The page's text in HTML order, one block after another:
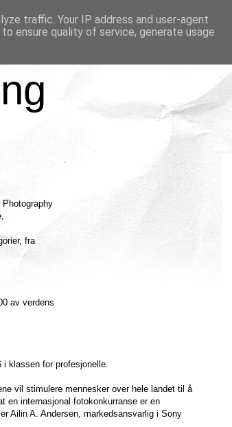
fra
av verdens
klassen for profesjonelle.
vil stimulere mennesker over hele landet til å
en internasjonal fotokonkurranse er en
Ailin A. Andersen, markedsansvarlig i Sony
traffic. Your IP address and user-agent
ensure quality of service, generate usage